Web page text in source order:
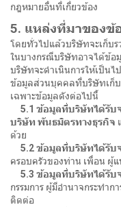
กฎหมายอื่นที่เกี่ยวข้อง
5. แหล่งที่มาของข้
โดยทั่วไปแล้วบริษัทจะเก็บ
ในบางกรณีบริษัทอาจได้ข้
บริษัทจะดำเนินการให้เป็น
ข้อมูลส่วนบุคคลที่บริษัทเก็บ
เฉพาะข้อมูลดังต่อไปนี้
5.1 ข้อมูลที่บริษัทได้รับ
บริษัท พันธมิตรทางธุรกิจ
ด้วย
5.2 ข้อมูลที่บริษัทได้รับ
ครอบครัวของท่าน เพื่อน ผู้แ
5.3 ข้อมูลที่บริษัทได้รับ
กรรมการ ผู้มีอำนาจกระทำ
ติดต่อ